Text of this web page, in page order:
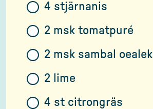
4 stjärnanis
2 msk tomatpuré
2 msk sambal oealek
2 lime
4 st citrongräs